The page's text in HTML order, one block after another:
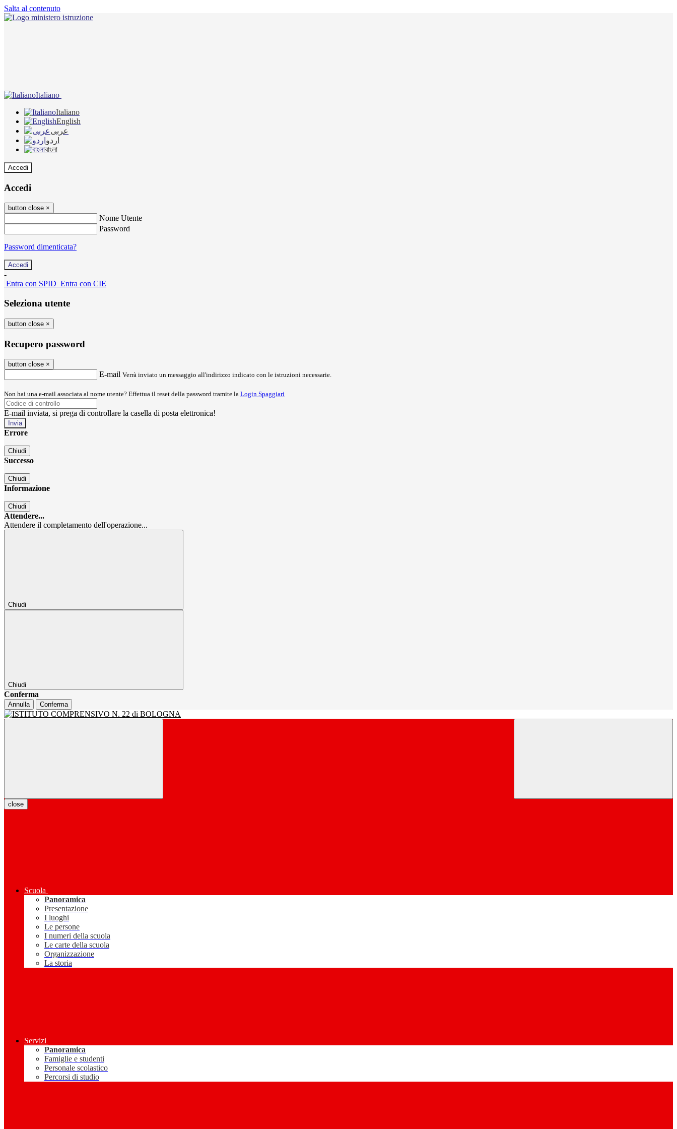
Salta al contenuto
Italiano
Italiano
English
عربى
اردو
বাংলা
Accedi
Accedi
button close ×
Nome Utente
Password
Password dimenticata?
-
Entra con SPID Entra con CIE
Seleziona utente
button close ×
Recupero password
button close ×
E-mail Verrà inviato un messaggio all'indirizzo indicato con le istruzioni necessarie.
Non hai una e-mail associata al nome utente? Effettua il reset della password tramite la Login Spaggiari
E-mail inviata, si prega di controllare la casella di posta elettronica!
Errore
Chiudi
Successo
Chiudi
Informazione
Chiudi
Attendere...
Attendere il completamento dell'operazione...
Chiudi
Chiudi
Conferma
Annulla Conferma
close
Scuola
Panoramica
Presentazione
I luoghi
Le persone
I numeri della scuola
Le carte della scuola
Organizzazione
La storia
Servizi
Panoramica
Famiglie e studenti
Personale scolastico
Percorsi di studio